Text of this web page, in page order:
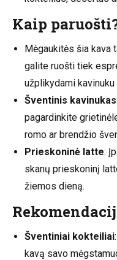
Kaip
Mėgaukitės šia kava
galite ruošti tiek
užplikydami kavinuku
Šventinis kavinukas
pagardinkite
romo ar brendžio
Prieskoninė latte:
skanų prieskoninį
žiemos dieną.
Šventiniai kokteiliai
kavą savo